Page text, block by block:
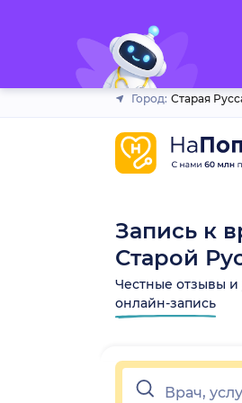
Город: Старая
Запись к
Старой
Честные отзывы и
онлайн-запись